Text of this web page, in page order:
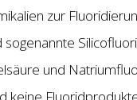
zur
und